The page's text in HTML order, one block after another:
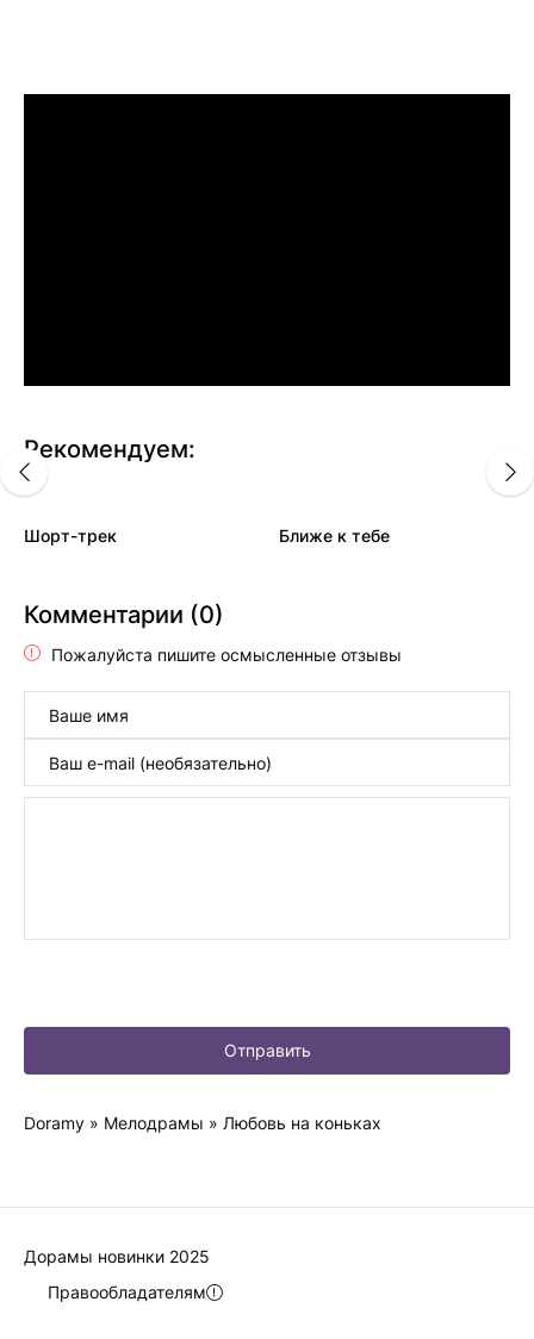
Рекомендуем:
Шорт-трек Ближе к тебе
Комментарии (0)
Пожалуйста пишите осмысленные отзывы
Отправить
Doramy » Мелодрамы » Любовь на коньках
Дорамы новинки 2025
Правообладателям